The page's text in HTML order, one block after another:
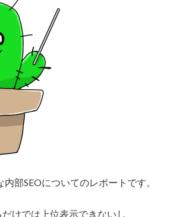
部SEOについてのレポートです。
けでは上位表示できないし、